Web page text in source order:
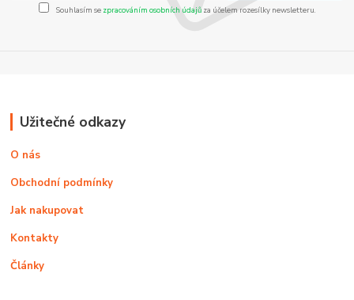
Souhlasím se zpracováním osobních údajůza účelem rozesílky newsletteru.
Užitečné odkazy
O nás
Obchodní podmínky
Jak nakupovat
Kontakty
Články